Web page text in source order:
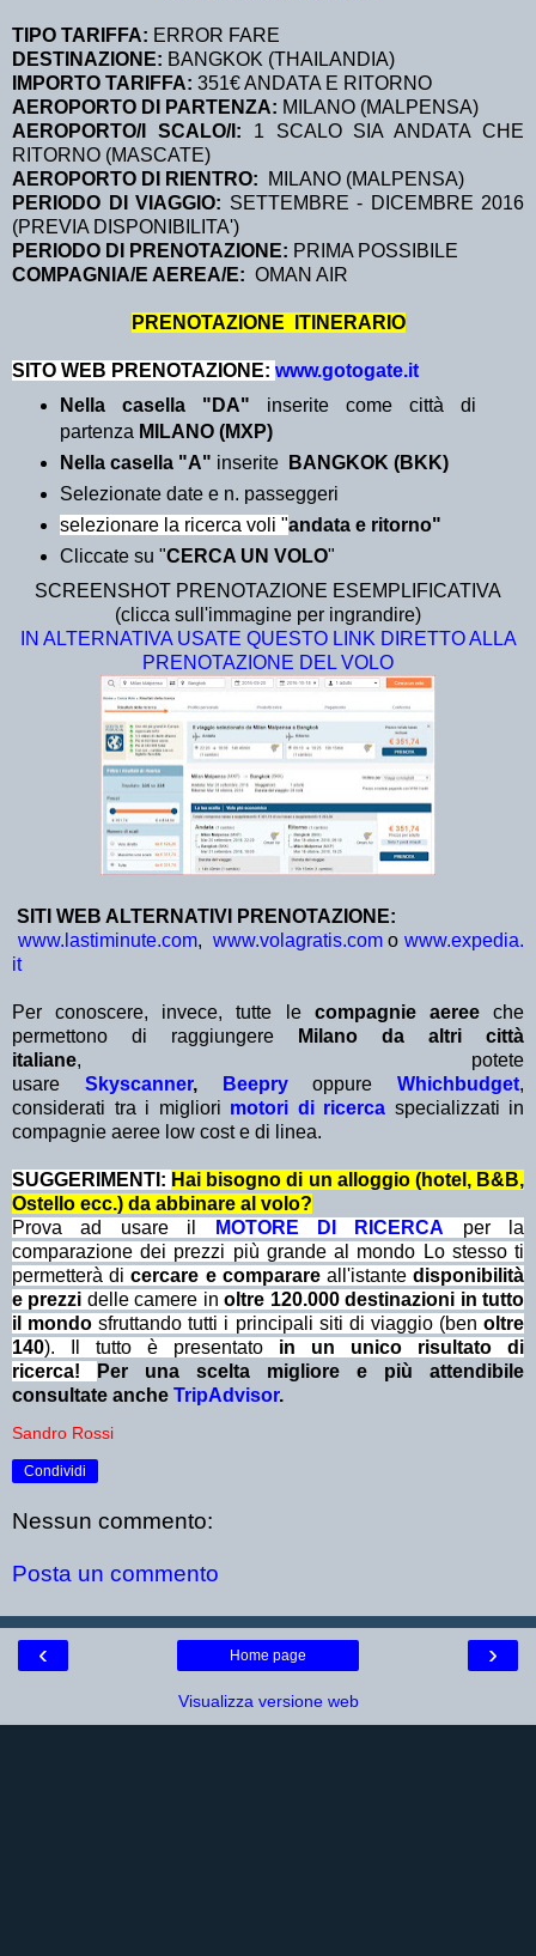
TIPO TARIFFA: ERROR FARE
DESTINAZIONE: BANGKOK (THAILANDIA)
IMPORTO TARIFFA: 351€ ANDATA E RITORNO
AEROPORTO DI PARTENZA: MILANO (MALPENSA)
AEROPORTO/I SCALO/I: 1 SCALO SIA ANDATA CHE
RITORNO (MASCATE)
AEROPORTO DI RIENTRO:
MILANO (MALPENSA)
PERIODO DI VIAGGIO: SETTEMBRE - DICEMBRE 2016
(PREVIA DISPONIBILITA')
PERIODO DI PRENOTAZIONE: PRIMA POSSIBILE
COMPAGNIA/E AEREA/E: OMAN AIR
PRENOTAZIONE ITINERARIO
SITO WEB PRENOTAZIONE: www.gotogate.it
Nella casella "DA" inserite come città di
partenza MILANO (MXP)
Nella casella "A" inserite
BANGKOK (BKK)
Selezionate date e n. passeggeri
selezionare la ricerca voli "andata e ritorno"
Cliccate su "CERCA UN VOLO"
SCREENSHOT PRENOTAZIONE ESEMPLIFICATIVA
(clicca sull'immagine per ingrandire)
IN ALTERNATIVA USATE QUESTO LINK DIRETTO ALLA
PRENOTAZIONE DEL VOLO
SITI WEB ALTERNATIVI PRENOTAZIONE:
www.lastiminute.com, www.volagratis.comowww.expedia.
it
Per conoscere, invece, tutte lecompagnie aereeche
permettono di raggiungere
Milano da altri città
italiane, potete
usare Skyscanner, Beepryoppure Whichbudget,
considerati tra i migliori motori di ricerca specializzati in
compagnie aeree low cost e di linea.
SUGGERIMENTI: Hai bisogno di un alloggio (hotel, B&B,
Ostello ecc.) da abbinare al volo?
Prova ad usare il
MOTORE DI RICERCA
per la
comparazione dei prezzi più grande al mondo Lo stesso ti
permetterà dicercare e comparare all'istantedisponibilità
e prezzi delle camere inoltre 120.000 destinazioni in tutto
il mondo sfruttando tutti i principali siti di viaggio (benoltre
140). Il tutto è presentato in un unico risultato di
ricerca!
Per una scelta migliore e più attendibile
consultate anche TripAdvisor.
Sandro Rossi
Condividi
Nessun commento:
Posta un commento
‹ ›
Home page
Visualizza versione web